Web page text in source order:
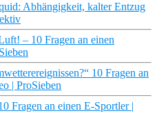
Abhängigkeit, kalter Entzug
– 10 Fragen an einen
10 Fragen an
| ProSieben
Fragen an einen E-Sportler |